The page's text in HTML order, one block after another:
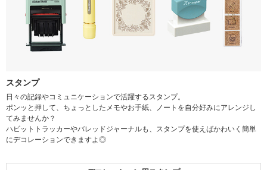
スタンプ
日々の記録やコミュニケーションで活躍するスタンプ。
ポンッと押して、ちょっとしたメモやお手紙、ノートを自分好みにアレンジし
てみませんか？
ハビットトラッカーやバレッドジャーナルも、スタンプを使えばかわいく簡単
にデコレーションできますよ◎